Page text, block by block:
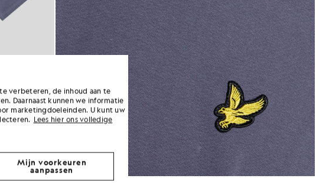
verbeteren, de inhoud aan te
Daarnaast kunnen we informatie
marketingdoeleinden. U kunt uw
Lees hier ons volledige
Mijn voorkeuren
aanpassen